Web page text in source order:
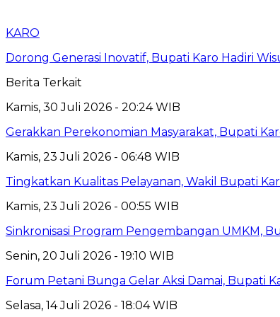
KARO
Dorong Generasi Inovatif, Bupati Karo Hadiri
Berita Terkait
Kamis, 30 Juli 2026 - 20:24 WIB
Gerakkan Perekonomian Masyarakat, Bupati
Kamis, 23 Juli 2026 - 06:48 WIB
Tingkatkan Kualitas Pelayanan, Wakil Bupati
Kamis, 23 Juli 2026 - 00:55 WIB
Sinkronisasi Program Pengembangan UMKM,
Senin, 20 Juli 2026 - 19:10 WIB
Forum Petani Bunga Gelar Aksi Damai, Bupati
Selasa, 14 Juli 2026 - 18:04 WIB